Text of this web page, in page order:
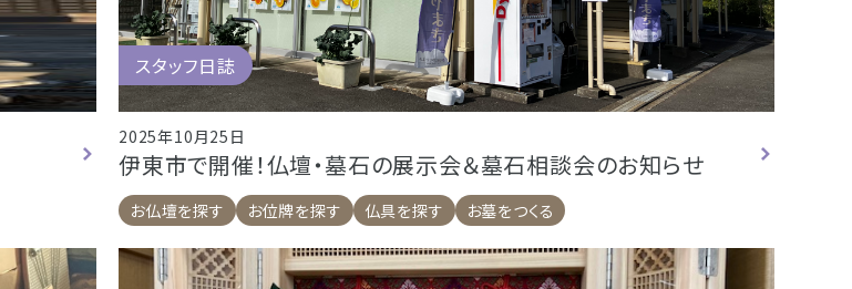
スタッフ日誌
2025年10月25日
伊東市で開催！仏壇・墓石の展示会＆墓石相談会のお知らせ
お仏壇を探す お位牌を探す 仏具を探す お墓をつくる